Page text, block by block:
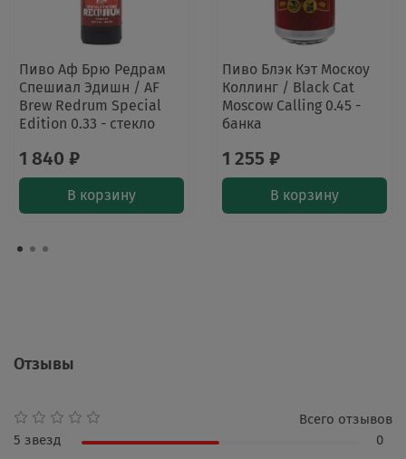
Пиво Аф Брю Редрам
Спешиал Эдишн / AF
Brew Redrum Special
Edition 0.33 - стекло
1 840 ₽
В корзину
Пиво Блэк Кэт Москоу
Коллинг / Black Cat
Moscow Calling 0.45 -
банка
1 255 ₽
В корзину
Отзывы
Всего отзывов
5 звезд
0